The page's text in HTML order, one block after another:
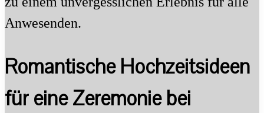
Anwesenden.
Romantische Hochzeitsideen
für eine Zeremonie bei